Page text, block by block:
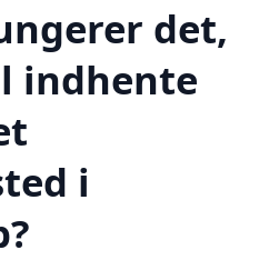
det,
indhente
i